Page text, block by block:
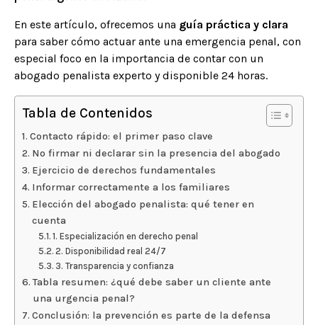
En este artículo, ofrecemos una guía práctica y clara
para saber cómo actuar ante una emergencia penal, con
especial foco en la importancia de contar con un
abogado penalista experto y disponible 24 horas.
Tabla de Contenidos
Contacto rápido: el primer paso clave
No firmar ni declarar sin la presencia del abogado
Ejercicio de derechos fundamentales
Informar correctamente a los familiares
Elección del abogado penalista: qué tener en
cuenta
1. Especialización en derecho penal
2. Disponibilidad real 24/7
3. Transparencia y confianza
Tabla resumen: ¿qué debe saber un cliente ante
una urgencia penal?
Conclusión: la prevención es parte de la defensa